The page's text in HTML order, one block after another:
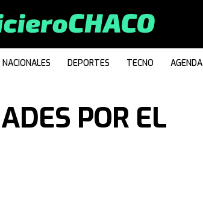
NACIONALES DEPORTES TECNO AGENDA
POR EL